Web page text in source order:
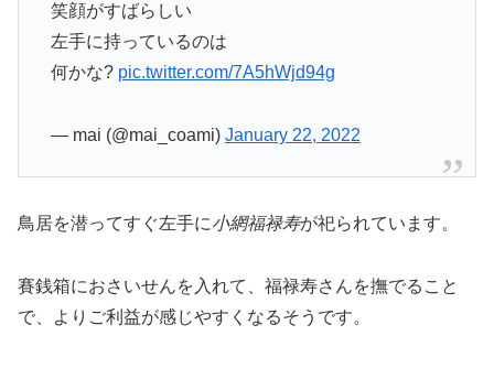
笑顔がすばらしい
左手に持っているのは
何かな? pic.twitter.com/7A5hWjd94g
— mai (@mai_coami) January 22, 2022
鳥居を潜ってすぐ左手に小網福禄寿が祀られています。
賽銭箱におさいせんを入れて、福禄寿さんを撫でること
で、よりご利益が感じやすくなるそうです。